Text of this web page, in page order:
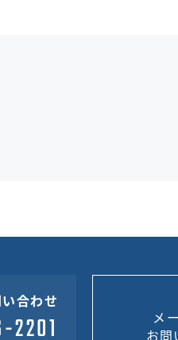
合わせ
メ
お問